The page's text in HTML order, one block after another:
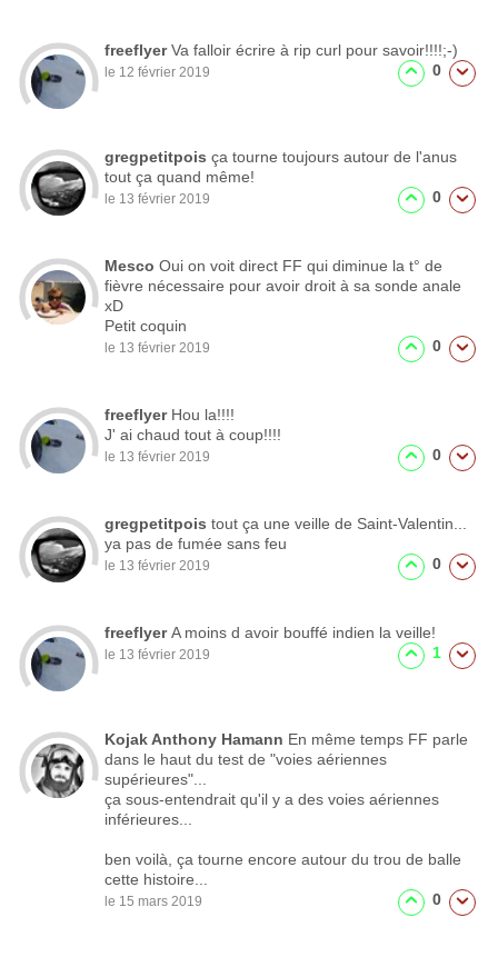
freeflyerVa falloir écrire à rip curl pour savoir!!!!;-)
le 12 février 2019 0
gregpetitpois ça tourne toujours autour de l'anus
tout ça quand même!
le 13 février 2019 0
Mesco Oui on voit direct FF qui diminue la t° de
fièvre nécessaire pour avoir droit à sa sonde anale
xD
Petit coquin
le 13 février 2019 0
freeflyer Hou la!!!!
J' ai chaud tout à coup!!!!
le 13 février 2019 0
gregpetitpois tout ça une veille de Saint-Valentin...
ya pas de fumée sans feu
le 13 février 2019 0
freeflyerA moins d avoir bouffé indien la veille!
le 13 février 2019 1
Kojak Anthony Hamann En même temps FF parle
dans le haut du test de "voies aériennes
supérieures"...
ça sous-entendrait qu'il y a des voies aériennes
inférieures...
ben voilà, ça tourne encore autour du trou de balle
cette histoire...
le 15 mars 2019 0